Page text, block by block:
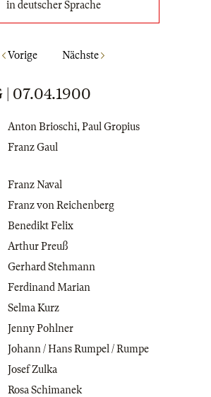
in deutscher Sprache
Vorige Nächste
07.04.1900
Anton Brioschi,Paul Gropius
Franz Gaul
Franz Naval
Franz von Reichenberg
Benedikt Felix
Arthur Preuß
Gerhard Stehmann
Ferdinand Marian
Selma Kurz
Jenny Pohlner
Johann / Hans Rumpel / Rumpe
Josef Zulka
Rosa Schimanek